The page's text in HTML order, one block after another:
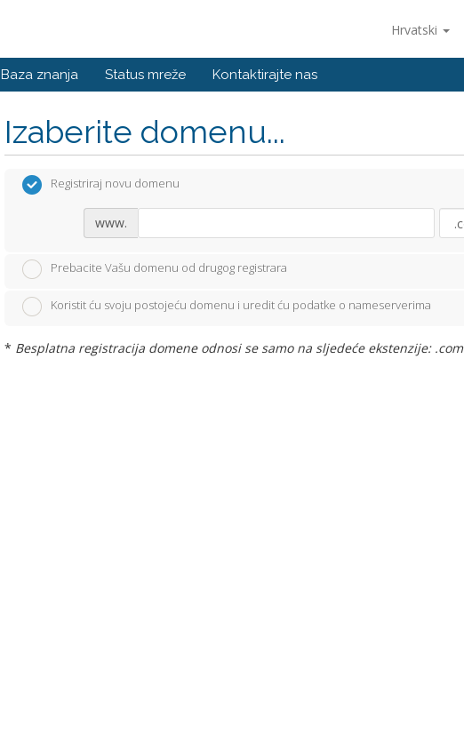
Hrvatski
Baza znanja Status mreže Kontaktirajte nas
Izaberite domenu...
Registriraj novu domenu
www.
Prebacite Vašu domenu od drugog registrara
Koristit ću svoju postojeću domenu i uredit ću podatke o nameserverima
* Besplatna registracija domene odnosi se samo na sljedeće ekstenzije: .com